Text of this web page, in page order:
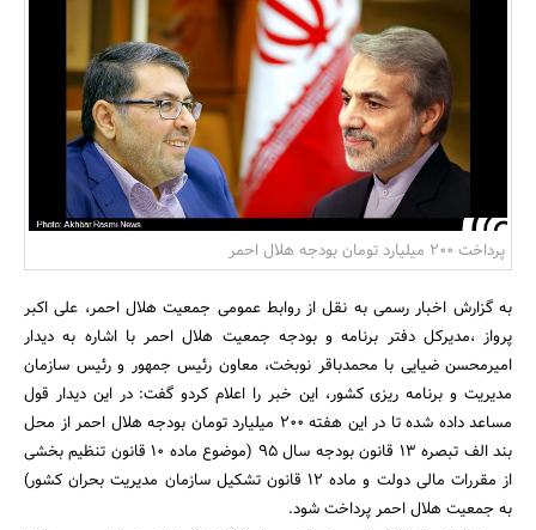
بانک، بیمه و سرمایه
مسکن و ساختمان
پرداخت 200 میلیارد تومان بودجه هلال احمر
به گزارش اخبار رسمی به نقل از روابط عمومی جمعیت هلال احمر، علی اکبر
پرواز ،مدیرکل دفتر برنامه و بودجه جمعیت هلال احمر با اشاره به دیدار
امیرمحسن ضیایی با محمدباقر نوبخت، معاون رئیس جمهور و رئیس سازمان
مدیریت و برنامه ریزی کشور، این خبر را اعلام کردو گفت: در این دیدار قول
مساعد داده شده تا در این هفته 200 میلیارد تومان بودجه هلال احمر از محل
بند الف تبصره 13 قانون بودجه سال 95 (موضوع ماده 10 قانون تنظیم بخشی
از مقررات مالی دولت و ماده 12 قانون تشکیل سازمان مدیریت بحران کشور)
به جمعیت هلال احمر پرداخت شود.